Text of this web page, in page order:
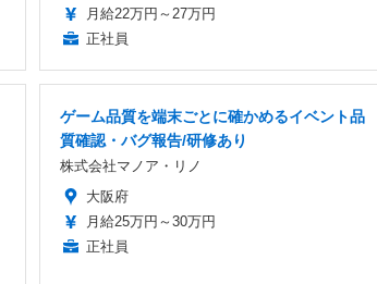
月給22万円～27万円
正社員
ゲーム品質を端末ごとに確かめるイベント品
質確認・バグ報告/研修あり
株式会社マノア・リノ
大阪府
月給25万円～30万円
正社員